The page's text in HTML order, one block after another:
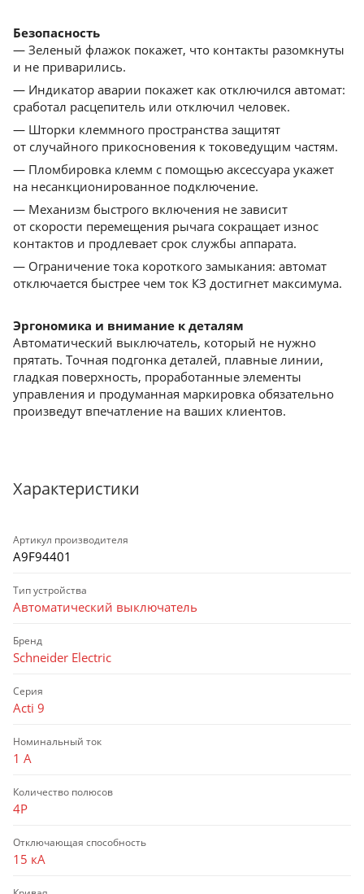
Безопасность
— Зеленый флажок покажет, что контакты разомкнуты
и не приварились.
— Индикатор аварии покажет как отключился автомат:
сработал расцепитель или отключил человек.
— Шторки клеммного пространства защитят
от cлучайного прикосновения к токоведущим частям.
— Пломбировка клемм с помощью аксессуара укажет
на несанкционированное подключение.
— Механизм быстрого включения не зависит
от скорости перемещения рычага сокращает износ
контактов и продлевает срок службы аппарата.
— Ограничение тока короткого замыкания: автомат
отключается быстрее чем ток КЗ достигнет максимума.
Эргономика и внимание к деталям
Автоматический выключатель, который не нужно
прятать. Точная подгонка деталей, плавные линии,
гладкая поверхность, проработанные элементы
управления и продуманная маркировка обязательно
произведут впечатление на ваших клиентов.
Характеристики
Артикул производителя
A9F94401
Тип устройства
Автоматический выключатель
Бренд
Schneider Electric
Серия
Acti 9
Номинальный ток
1 А
Количество полюсов
4P
Отключающая способность
15 кА